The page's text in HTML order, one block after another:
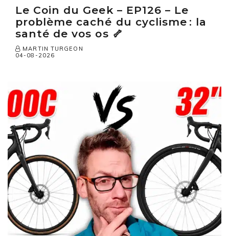
Le Coin du Geek – EP126 – Le
problème caché du cyclisme : la
santé de vos os 🦴
MARTIN TURGEON
04-08-2026